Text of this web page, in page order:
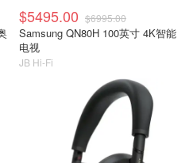
$5495.00 $6995.00
Samsung QN80H 100英寸 4K智能
电视
JB Hi-Fi